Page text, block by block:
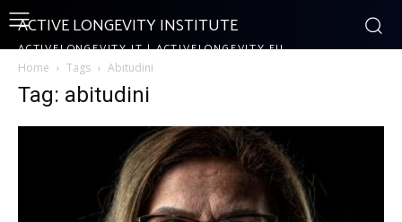
ACTIVE LONGEVITY INSTITUTE
ACTIVELONGEVITY.IT | ACTIVELONGEVITY.EU
Home Tags Abitudini
Tag: abitudini